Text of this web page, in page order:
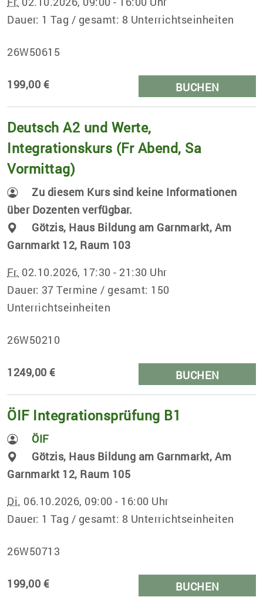
Dauer: 1 Tag / gesamt: 8 Unterrichtseinheiten
26W50615
199,00 € BUCHEN
Deutsch A2 und Werte,
Integrationskurs (Fr Abend, Sa
Vormittag)
Zu diesem Kurs sind keine Informationen
über Dozenten verfügbar.
Götzis, Haus Bildung am Garnmarkt, Am
Garnmarkt 12, Raum 103
Fr. 02.10.2026, 17:30 - 21:30 Uhr
Dauer: 37 Termine / gesamt: 150
Unterrichtseinheiten
26W50210
1249,00 € BUCHEN
ÖIF Integrationsprüfung B1
ÖIF
Götzis, Haus Bildung am Garnmarkt, Am
Garnmarkt 12, Raum 105
Di. 06.10.2026, 09:00 - 16:00 Uhr
Dauer: 1 Tag / gesamt: 8 Unterrichtseinheiten
26W50713
199,00 € BUCHEN